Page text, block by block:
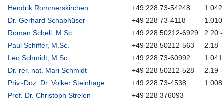
Hendrik Rommerskirchen
+49 228 73-54248
1.042
Dr. Gerhard Schabhüser
+49 228 73-4118
1.010
Roman Schell, M.Sc.
+49 228 50212-6929
2.20
Paul Schiffer, M.Sc.
+49 228 50212-563
2.18
Leo Schmidt, M.Sc.
+49 228 73-60992
1.041
Dr. rer. nat. Mari Schmidt
+49 228 50212-528
2.19
Priv.-Doz. Dr. Volker Steinhage
+49 228 73-4538
1.008
Prof. Dr. Christoph Strelen
+49 228 376093